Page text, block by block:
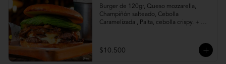
Burger de 120gr, Queso mozzarella,
Champiñón salteado, Cebolla
Caramelizada , Palta, cebolla crispy. +
$10.500